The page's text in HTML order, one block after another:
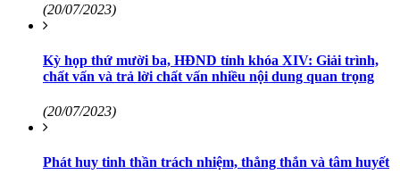
(20/07/2023)
Kỳ họp thứ mười ba, HĐND tỉnh khóa XIV: Giải trình,
chất vấn và trả lời chất vấn nhiều nội dung quan trọng
(20/07/2023)
Phát huy tinh thần trách nhiệm, thẳng thắn và tâm huyết